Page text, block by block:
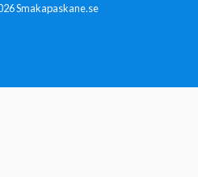
Smakapaskane.se